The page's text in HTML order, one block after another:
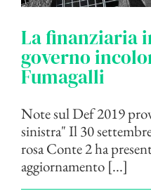
La finanziaria
governo
Fumagalli
Note sul Def 2019
sinistra" Il 30
rosa Conte 2 ha
aggiornamento [...]